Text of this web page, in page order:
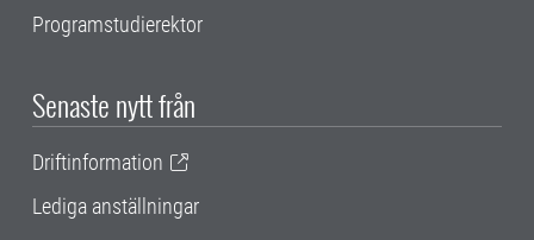
Programstudierektor
Senaste nytt från
Driftinformation
Lediga anställningar